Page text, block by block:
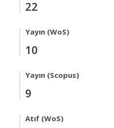
22
Yayın (WoS)
10
Yayın (Scopus)
9
Atıf (WoS)